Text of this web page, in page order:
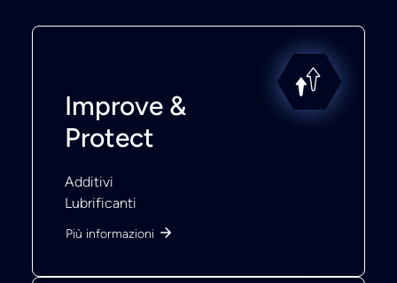
Improve &
Protect
Additivi
Lubrificanti
Più informazioni